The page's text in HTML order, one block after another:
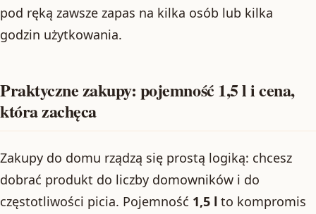
pod ręką zawsze zapas na kilka osób lub kilka
godzin użytkowania.
Praktyczne zakupy: pojemność 1,5 l i cena,
która zachęca
Zakupy do domu rządzą się prostą logiką: chcesz
dobrać produkt do liczby domowników i do
częstotliwości picia. Pojemność 1,5 l to kompromis